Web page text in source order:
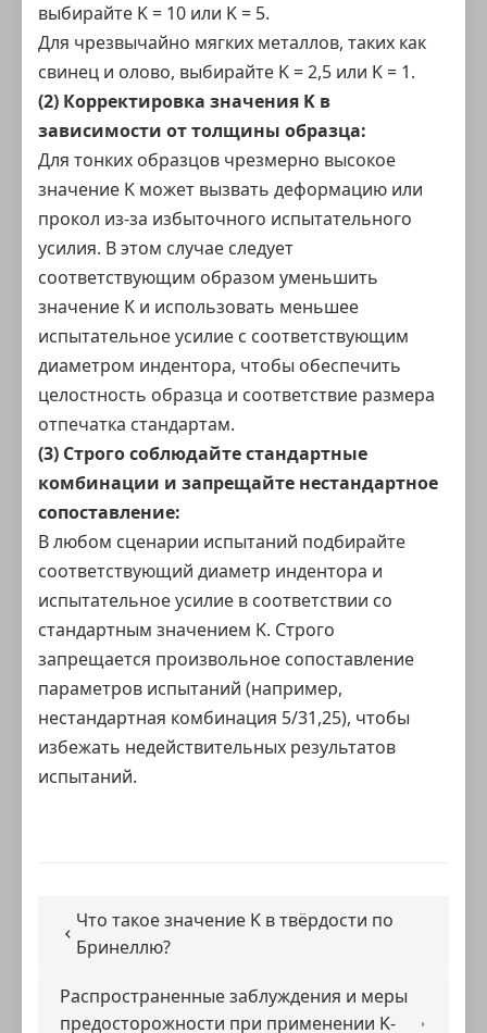
выбирайте K = 10 или K = 5.
Для чрезвычайно мягких металлов, таких как
свинец и олово, выбирайте K = 2,5 или K = 1.
(2) Корректировка значения K в
зависимости от толщины образца:
Для тонких образцов чрезмерно высокое
значение K может вызвать деформацию или
прокол из-за избыточного испытательного
усилия. В этом случае следует
соответствующим образом уменьшить
значение K и использовать меньшее
испытательное усилие с соответствующим
диаметром индентора, чтобы обеспечить
целостность образца и соответствие размера
отпечатка стандартам.
(3) Строго соблюдайте стандартные
комбинации и запрещайте нестандартное
сопоставление:
В любом сценарии испытаний подбирайте
соответствующий диаметр индентора и
испытательное усилие в соответствии со
стандартным значением K. Строго
запрещается произвольное сопоставление
параметров испытаний (например,
нестандартная комбинация 5/31,25), чтобы
избежать недействительных результатов
испытаний.
Что такое значение K в твёрдости по
Бринеллю?
Распространенные заблуждения и меры
предосторожности при применении K-